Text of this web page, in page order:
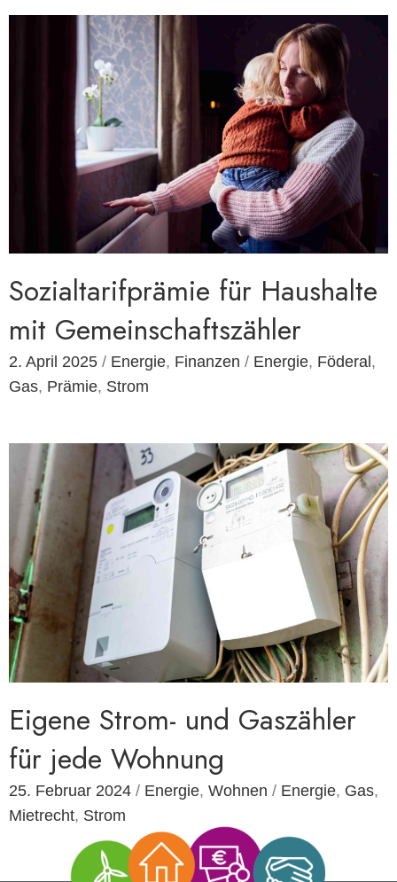
Sozialtarifprämie für Haushalte
mit Gemeinschaftszähler
2. April 2025 / Energie, Finanzen / Energie, Föderal ,
Gas, Prämie, Strom
Eigene Strom- und Gaszähler
für jede Wohnung
25. Februar 2024 / Energie, Wohnen / Energie, Gas,
Mietrecht, Strom